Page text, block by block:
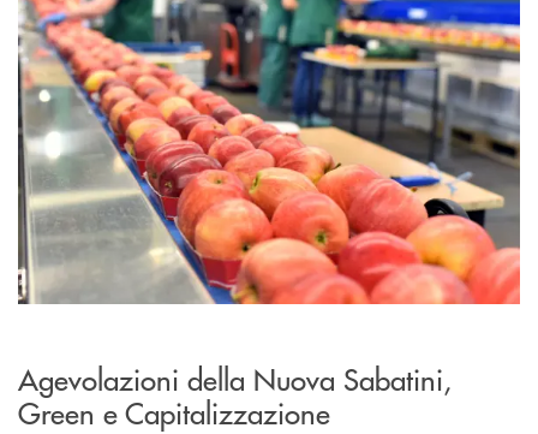
Agevolazioni della Nuova Sabatini,
Green e Capitalizzazione